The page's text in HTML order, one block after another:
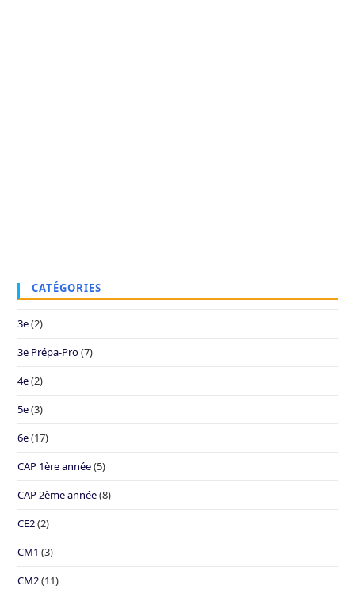
CATÉGORIES
3e(2)
3e Prépa-Pro(7)
4e(2)
5e(3)
6e(17)
CAP 1ère année(5)
CAP 2ème année(8)
CE2(2)
CM1 (3)
CM2(11)